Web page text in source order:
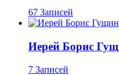
67 Записей
Иерей Борис
7 Записей